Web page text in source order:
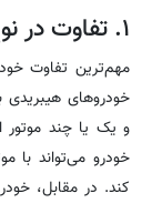
۱. تفاوت در نوع پیشرانه و نحوه عملکرد
مهم‌ترین تفاوت
خودروهای هیبریدی
و یک یا چند موتور
خودرو می‌تواند با
کند. در مقابل،